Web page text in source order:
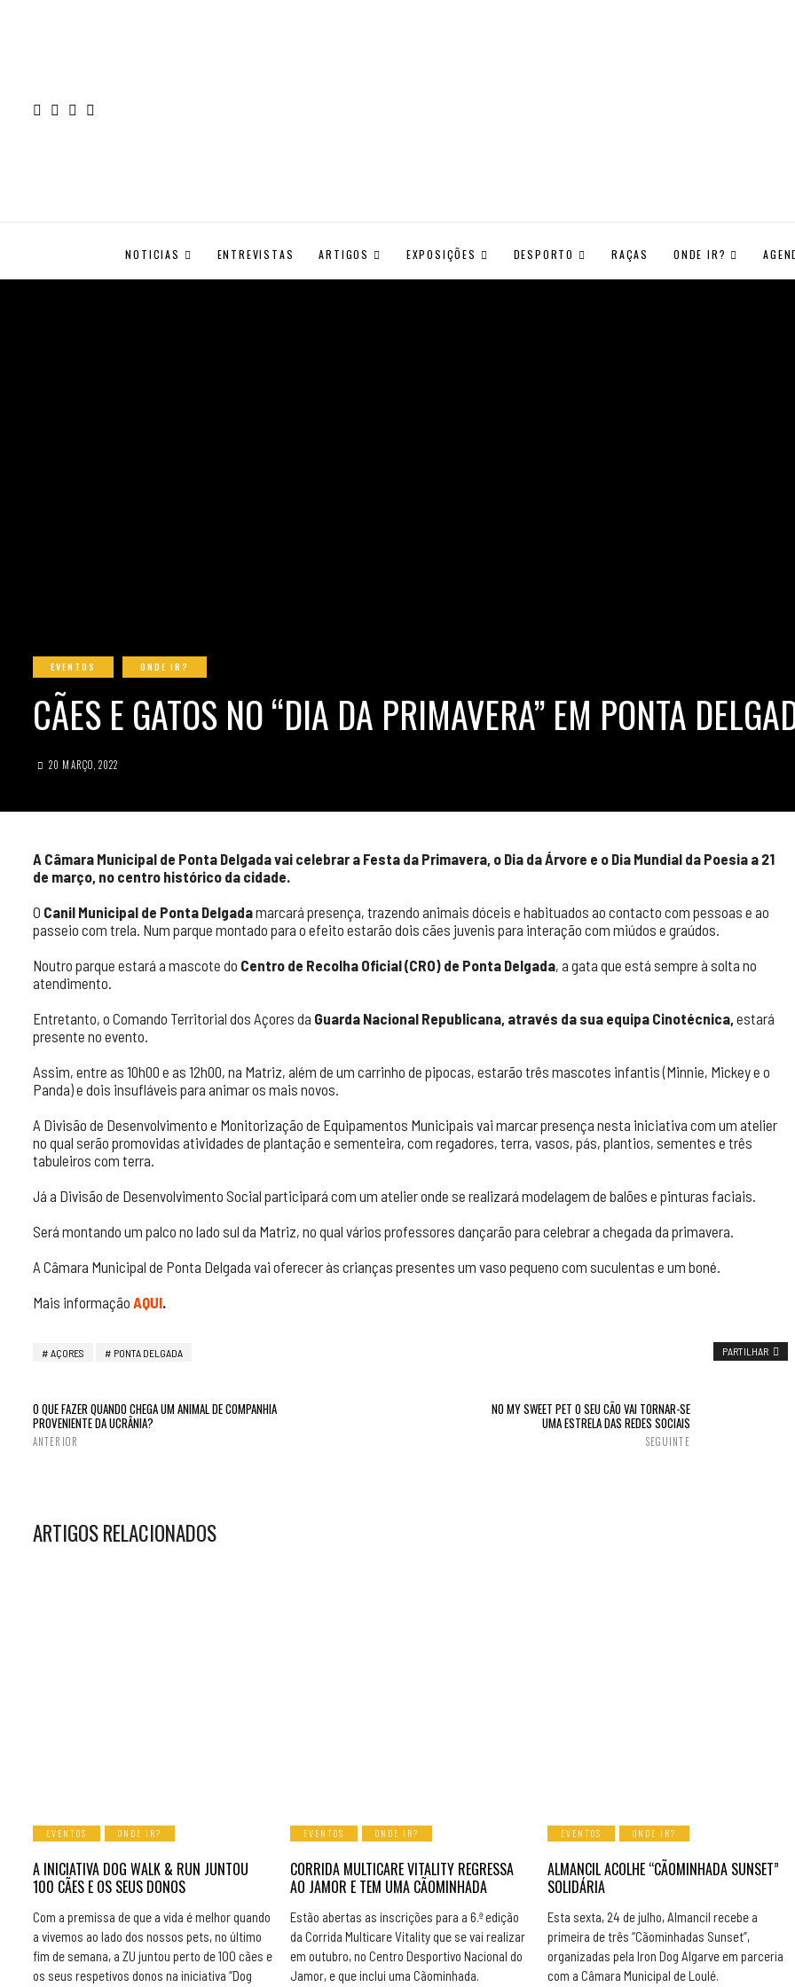
NOTICIAS ENTREVISTAS ARTIGOS EXPOSIÇÕES DESPORTO RAÇAS ONDE IR?
EVENTOS ONDE IR?
CÃES E GATOS NO “DIA DA PRIMAVERA” EM PONTA
20 MARÇO, 2022
A Câmara Municipal de Ponta Delgada vai celebrar a Festa da Primavera, o Dia da Árvore e o Dia Mundial da Poesia a 21
de março, no centro histórico da cidade.
O Canil Municipal de Ponta Delgadamarcará presença, trazendo animais dóceis e habituados ao contacto com pessoas e ao
passeio com trela. Num parque montado para o efeito estarão dois cães juvenis para interação com miúdos e graúdos.
Noutro parque estará a mascote do Centro de Recolha Oficial (CRO) de Ponta Delgada, a gata que está sempre à solta no
atendimento.
Entretanto, o Comando Territorial dos Açores da Guarda Nacional Republicana, através da sua equipa Cinotécnica,estará
presente no evento.
Assim, entre as 10h00 e as 12h00, na Matriz, além de um carrinho de pipocas, estarão três mascotes infantis (Minnie, Mickey e o
Panda) e dois insufláveis para animar os mais novos.
A Divisão de Desenvolvimento e Monitorização de Equipamentos Municipais vai marcar presença nesta iniciativa com um atelier
no qual serão promovidas atividades de plantação e sementeira, com regadores, terra, vasos, pás, plantios, sementes e três
tabuleiros com terra.
Já a Divisão de Desenvolvimento Social participará com um atelier onde se realizará modelagem de balões e pinturas faciais.
Será montando um palco no lado sul da Matriz, no qual vários professores dançarão para celebrar a chegada da primavera.
A Câmara Municipal de Ponta Delgada vai oferecer às crianças presentes um vaso pequeno com suculentas e um boné.
Mais informação AQUI.
AÇORES PONTA DELGADA PARTILHAR
O QUE FAZER QUANDO CHEGA UM ANIMAL DE COMPANHIA
PROVENIENTE DA UCRÂNIA?
ANTERIOR
NO MY SWEET PET O SEU CÃO VAI TORNAR-SE
UMA ESTRELA DAS REDES SOCIAIS
SEGUINTE
ARTIGOS RELACIONADOS
EVENTOS ONDE IR?
A INICIATIVA DOG WALK & RUN JUNTOU
100 CÃES E OS SEUS DONOS
Com a premissa de que a vida é melhor quando
a vivemos ao lado dos nossos pets, no último
fim de semana, a ZU juntou perto de 100 cães e
os seus respetivos donos na iniciativa “Dog
EVENTOS ONDE IR?
CORRIDA MULTICARE VITALITY REGRESSA
AO JAMOR E TEM UMA CÃOMINHADA
Estão abertas as inscrições para a 6.ª edição
da Corrida Multicare Vitality que se vai realizar
em outubro, no Centro Desportivo Nacional do
Jamor, e que inclui uma Cãominhada.
EVENTOS ONDE IR?
ALMANCIL ACOLHE “CÃOMINHADA SUNSET”
SOLIDÁRIA
Esta sexta, 24 de julho, Almancil recebe a
primeira de três “Cãominhadas Sunset”,
organizadas pela Iron Dog Algarve em parceria
com a Câmara Municipal de Loulé.